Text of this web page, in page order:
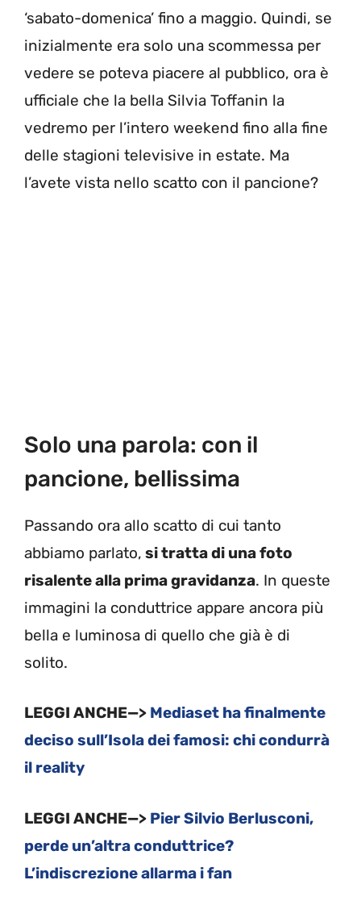
‘sabato-domenica’ fino a maggio. Quindi, se
inizialmente era solo una scommessa per
vedere se poteva piacere al pubblico, ora è
ufficiale che la bella Silvia Toffanin la
vedremo per l’intero weekend fino alla fine
delle stagioni televisive in estate. Ma
l’avete vista nello scatto con il pancione?
Solo una parola: con il
pancione, bellissima
Passando ora allo scatto di cui tanto
abbiamo parlato, si tratta di una foto
risalente alla prima gravidanza. In queste
immagini la conduttrice appare ancora più
bella e luminosa di quello che già è di
solito.
LEGGI ANCHE—> Mediaset ha finalmente
deciso sull’Isola dei famosi: chi condurrà
il reality
LEGGI ANCHE—> Pier Silvio Berlusconi,
perde un’altra conduttrice?
L’indiscrezione allarma i fan